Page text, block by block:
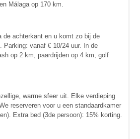
Málaga op 170 km.
de achterkant en u komt zo bij de
Parking: vanaf € 10/24 uur. In de
op 2 km, paardrijden op 4 km, golf
warme sfeer uit. Elke verdieping
reserveren voor u een standaard­kamer
Extra bed (3de persoon): 15% korting.